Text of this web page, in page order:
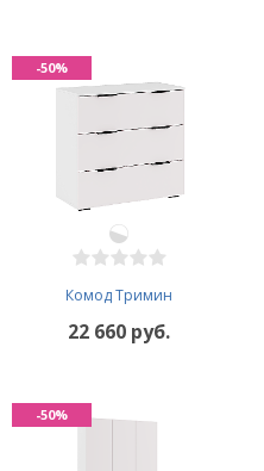
Комод Тримин
22 660 руб.
-50%
-50%